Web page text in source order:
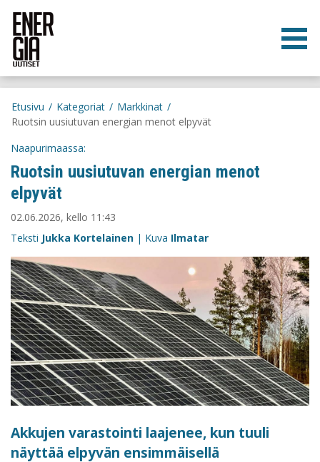
Etusivu / Kategoriat / Markkinat /
Ruotsin uusiutuvan energian menot elpyvät
Naapurimaassa:
Ruotsin uusiutuvan energian menot
elpyvät
02.06.2026, kello 11:43
Teksti Jukka Kortelainen | Kuva Ilmatar
Akkujen varastointi laajenee, kun tuuli
näyttää elpyvän ensimmäisellä